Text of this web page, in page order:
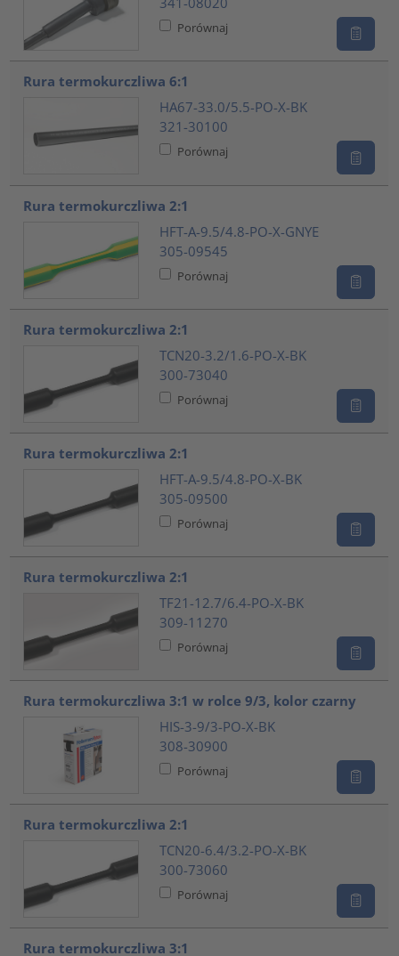
Porównaj
Rura termokurczliwa 6:1
HA67-33.0/5.5-PO-X-BK
321-30100
Porównaj
Rura termokurczliwa 2:1
HFT-A-9.5/4.8-PO-X-GNYE
305-09545
Porównaj
Rura termokurczliwa 2:1
TCN20-3.2/1.6-PO-X-BK
300-73040
Porównaj
Rura termokurczliwa 2:1
HFT-A-9.5/4.8-PO-X-BK
305-09500
Porównaj
Rura termokurczliwa 2:1
TF21-12.7/6.4-PO-X-BK
309-11270
Porównaj
Rura termokurczliwa 3:1 w rolce 9/3, kolor czarny
HIS-3-9/3-PO-X-BK
308-30900
Porównaj
Rura termokurczliwa 2:1
TCN20-6.4/3.2-PO-X-BK
300-73060
Porównaj
Rura termokurczliwa 3:1